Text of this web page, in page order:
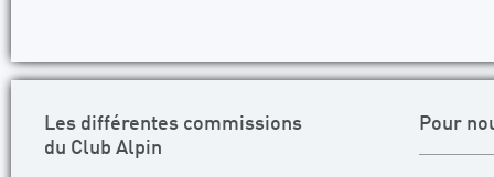
Les différentes commissions
du Club Alpin
Pour